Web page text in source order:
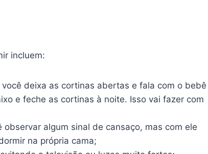
incluem:
deixa as cortinas abertas e fala com o bebê
e feche as cortinas à noite. Isso vai fazer com
algum sinal de cansaço, mas com ele
na própria cama;